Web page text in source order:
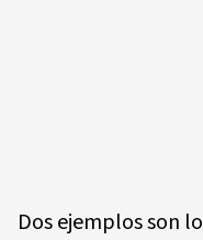
Dos ejemplos son